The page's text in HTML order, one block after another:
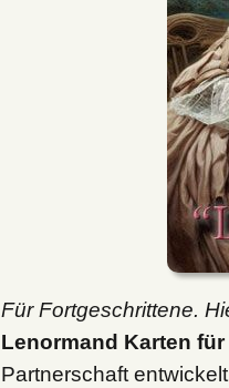
Für Fortgeschrittene.
Lenormand Karten
Partnerschaft entwickelt